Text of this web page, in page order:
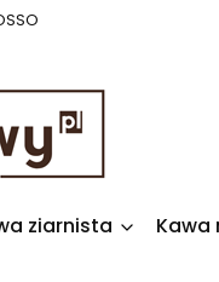
ziarnista Kawa